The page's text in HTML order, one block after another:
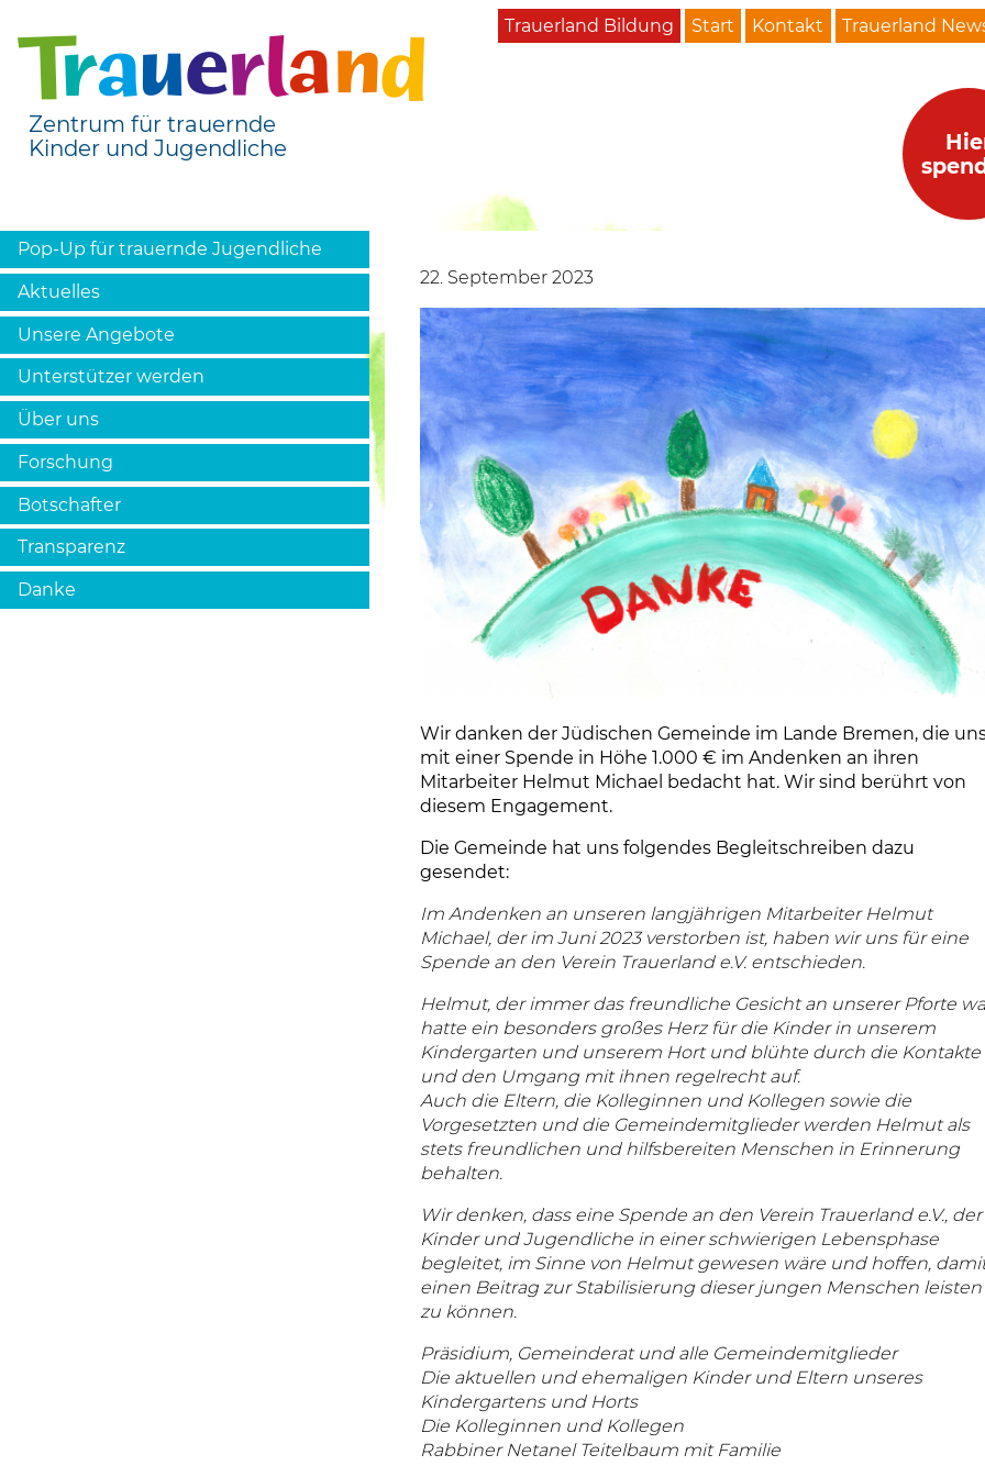
Zentrum für trauernde
Kinder und Jugendliche
Pop-Up für trauernde Jugendliche
Aktuelles
Unsere Angebote
Unterstützer werden
Über uns
Forschung
Botschafter
Transparenz
Danke
Trauerland Bildung Start Kontakt Trauerland
22. September 2023
Wir danken der Jüdischen Gemeinde im Lande Bremen, die
mit einer Spende in Höhe 1.000 € im Andenken an ihren
Mitarbeiter Helmut Michael bedacht hat. Wir sind berührt von
diesem Engagement.
Die Gemeinde hat uns folgendes Begleitschreiben dazu
gesendet:
Im Andenken an unseren langjährigen Mitarbeiter Helmut
Michael, der im Juni 2023 verstorben ist, haben wir uns für eine
Spende an den Verein Trauerland e.V. entschieden.
Helmut, der immer das freundliche Gesicht an unserer Pforte
hatte ein besonders großes Herz für die Kinder in unserem
Kindergarten und unserem Hort und blühte durch die Kontakte
und den Umgang mit ihnen regelrecht auf.
Auch die Eltern, die Kolleginnen und Kollegen sowie die
Vorgesetzten und die Gemeindemitglieder werden Helmut als
stets freundlichen und hilfsbereiten Menschen in Erinnerung
behalten.
Wir denken, dass eine Spende an den Verein Trauerland e.V., der
Kinder und Jugendliche in einer schwierigen Lebensphase
begleitet, im Sinne von Helmut gewesen wäre und hoffen,
einen Beitrag zur Stabilisierung dieser jungen Menschen leisten
zu können.
Präsidium, Gemeinderat und alle Gemeindemitglieder
Die aktuellen und ehemaligen Kinder und Eltern unseres
Kindergartens und Horts
Die Kolleginnen und Kollegen
Rabbiner Netanel Teitelbaum mit Familie